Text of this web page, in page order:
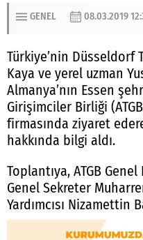
GENEL 08.03.2019
Türkiye’nin Düsseldorf
Kaya ve yerel uzman
Almanya’nın Essen
Girişimciler Birliği
firmasında ziyaret
hakkında bilgi aldı.
Toplantıya, ATGB
Genel Sekreter
Yardımcısı Nizamettin